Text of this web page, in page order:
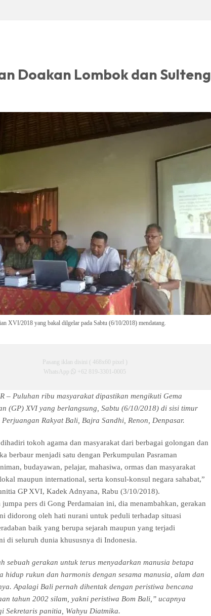
Doakan Lombok dan Sulteng
XVI/2018 yang bakal dilgelar pada Sabtu (6/10/2018) mendatang.
Pasang iklan disini ( 468x60 pixel )
WhatsApp
+62 819-3301-0005
– Puluhan ribu masyarakat dipastikan mengikuti Gema
(GP) XVI yang berlangsung, Sabtu (6/10/2018) di sisi timur
Perjuangan Rakyat Bali, Bajra Sandhi, Renon, Denpasar.
tokoh agama dan masyarakat dari berbagai golongan dan
berbaur menjadi satu dengan Perkumpulan Pasraman
budayawan, pelajar, mahasiwa, ormas dan masyarakat
maupun international, serta konsul-konsul negara sahabat,”
GP XVI, Kadek Adnyana, Rabu (3/10/2018).
pers di Gong Perdamaian ini, dia menambahkan, gerakan
didorong oleh hati nurani untuk peduli terhadap situasi
baik yang berupa sejarah maupun yang terjadi
di seluruh dunia khususnya di Indonesia.
sebuah gerakan untuk terus menyadarkan manusia betapa
hidup rukun dan harmonis dengan sesama manusia, alam dan
Apalagi Bali pernah dihentak dengan peristiwa bencana
tahun 2002 silam, yakni peristiwa Bom Bali,” ucapnya
Sekretaris panitia, Wahyu Diatmika.